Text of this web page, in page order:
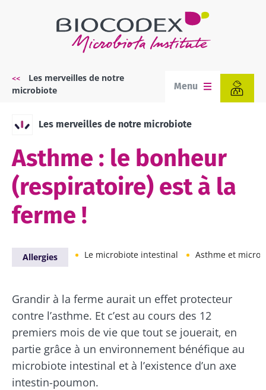
Fil
d'Ariane
Les merveilles de notre
microbiote
Menu
Les merveilles de notre microbiote
Asthme : le bonheur
(respiratoire) est à la
ferme !
Allergies Le microbiote intestinal Asthme et
Grandir à la ferme aurait un effet protecteur
contre l’asthme. Et c’est au cours des 12
premiers mois de vie que tout se jouerait, en
partie grâce à un environnement bénéfique au
microbiote intestinal et à l’existence d’un axe
intestin-poumon.